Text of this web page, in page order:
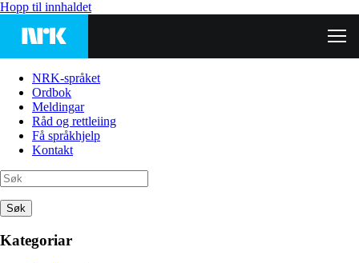
Hopp til innhaldet
NRK-språket
Ordbok
Meldingar
Råd og rettleiing
Få språkhjelp
Kontakt
Søk
Kategoriar